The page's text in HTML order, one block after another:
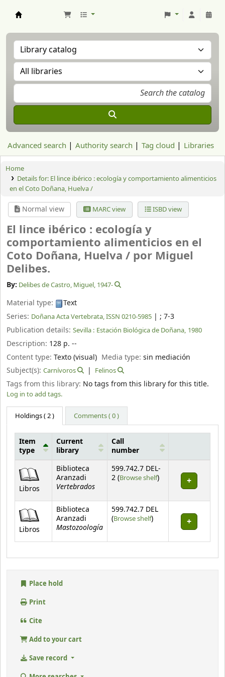
Advanced search Authority search Tag cloud Libraries
Home
Details for: El lince ibérico : ecología y comportamiento alimenticios
en el Coto Doñana, Huelva /
Normal view MARC view ISBD view
El lince ibérico : ecología y
comportamiento alimenticios en el
Coto Doñana, Huelva / por Miguel
Delibes.
By: Delibes de Castro, Miguel, 1947-
Material type:
Text
Series: Doñana Acta Vertebrata, ISSN 0210-5985 | ; 7-3
Publication details: Sevilla : Estación Biológica de Doñana, 1980
Description: 128 p. --
Content type: Texto (visual) Media type:sin mediación
Subject(s): Carnívoros Felinos
Tags from this library: No tags from this library for this title.
Log in to add tags.
Holdings( 2 ) Comments ( 0 )
Holdings
Item
type
Current
library
Call
number
Libros
Biblioteca
Aranzadi
Vertebrados
599.742.7 DEL-
2 (Browse shelf(Opens below)
)
Libros
Biblioteca
Aranzadi
Mastozoología
599.742.7 DEL
(Browse shelf(Opens below)
)
Place hold
Print
Cite
Add to your cart
Save record